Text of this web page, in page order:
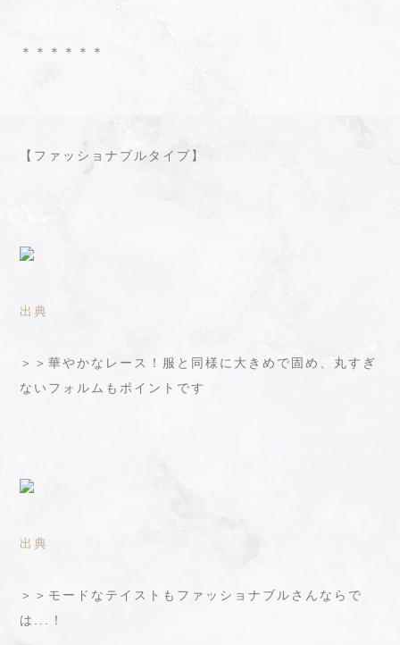
＊＊＊＊＊＊
【ファッショナブルタイプ】
出典
＞＞華やかなレース！服と同様に大きめで固め、丸すぎ
ないフォルムもポイントです
出典
＞＞モードなテイストもファッショナブルさんならで
は...！